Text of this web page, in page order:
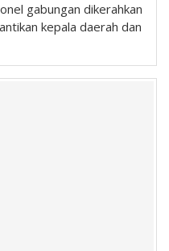
gabungan dikerahkan
kepala daerah dan